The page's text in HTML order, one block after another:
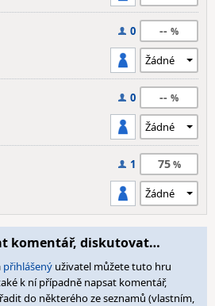
0 --
0 --
1 75
komentář, diskutovat…
přihlášený uživatel můžete tuto hru
k ní případně napsat komentář,
do některého ze seznamů (vlastním,